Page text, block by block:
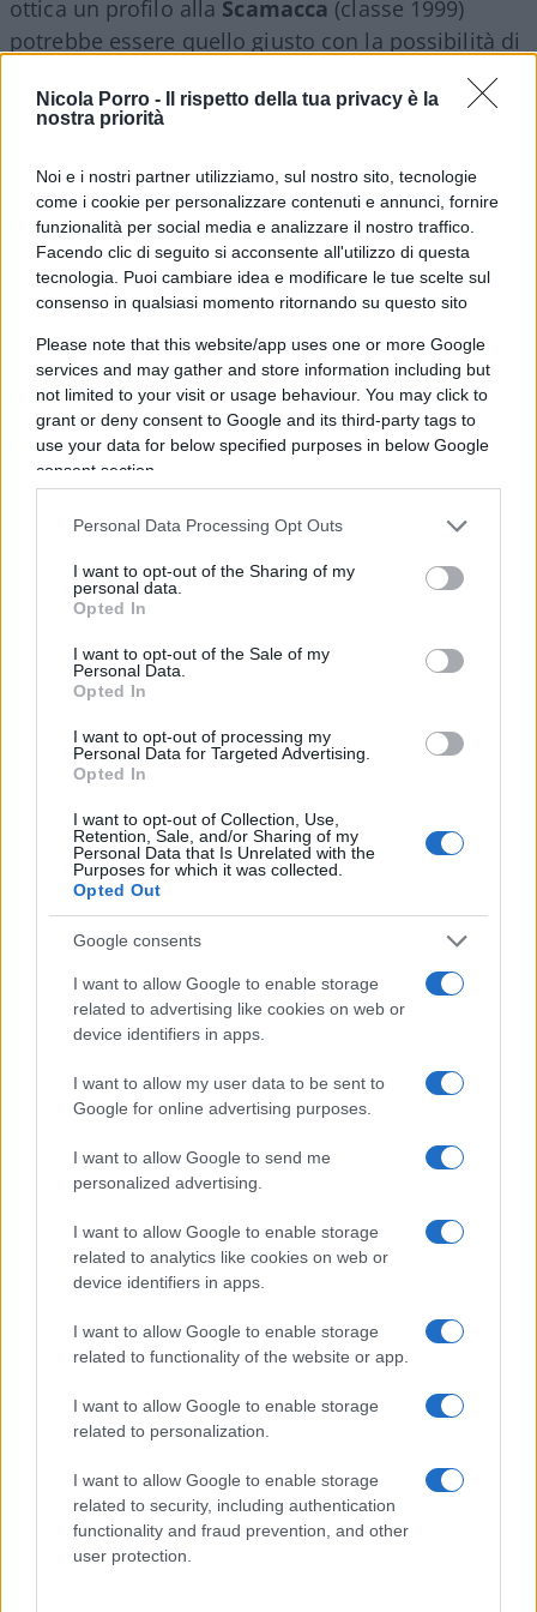
Nicola Porro -
Il rispetto della tua privacy è la
nostra priorità
Noi e i nostri partner utilizziamo, sul nostro sito, tecnologie
come i cookie per personalizzare contenuti e annunci, fornire
funzionalità per social media e analizzare il nostro traffico.
Facendo clic di seguito si acconsente all'utilizzo di questa
tecnologia. Puoi cambiare idea e modificare le tue scelte sul
consenso in qualsiasi momento ritornando su questo sito
Please note that this website/app uses one or more Google
services and may gather and store information including but
not limited to your visit or usage behaviour. You may click to
grant or deny consent to Google and its third-party tags to
use your data for below specified purposes in below Google
consent section.
Personal Data Processing Opt Outs
I want to opt-out of the Sharing of my
personal data.
Opted In
I want to opt-out of the Sale of my
Personal Data.
Opted In
I want to opt-out of processing my
Personal Data for Targeted Advertising.
Opted In
I want to opt-out of Collection, Use,
Retention, Sale, and/or Sharing of my
Personal Data that Is Unrelated with the
Purposes for which it was collected.
Opted Out
Google consents
I want to allow Google to enable storage
related to advertising like cookies on web or
device identifiers in apps.
I want to allow my user data to be sent to
Google for online advertising purposes.
I want to allow Google to send me
personalized advertising.
I want to allow Google to enable storage
related to analytics like cookies on web or
device identifiers in apps.
I want to allow Google to enable storage
related to functionality of the website or app.
I want to allow Google to enable storage
related to personalization.
I want to allow Google to enable storage
related to security, including authentication
functionality and fraud prevention, and other
user protection.
ottica un profilo alla Scamacca (classe 1999)
potrebbe essere quello giusto con la possibilità di
far maturare il ragazzo accanto al più esperto
Giroud; l’ex Sassuolo, accostato più volte ai
rossoneri, è reduce da un anno per nulla brillante
al West Ham (che lo ha prelevato dagli emiliani
nell’estate del 2022 per una cifra di 36 milioni di
euro) erappresenterebbe per certi versi una
scommessa. Le sue potenzialità sono sotto gli
occhi di tutti e la sua voglia di rilanciarsi potrebbe
costituire l’innesco giusto per una grande
stagione; difficile prevedere se possa garantire un
fatturato di 15-20 gol in un club come il Milan,
tuttavia è attaccante di assoluto interesse e
sarebbe bello rivederlo in Italia già dalla prossima
stagione.
Nelle settimane passate si era parlato anche di
pista si è poi raffreddata; il centravanti della
nazionale spagnola, per duttilità e spirito di
sacrificio si integrerebbe bene nello scacchiere
rossonero tuttavia non si può dire che abbia il
sono in ascesa le quotazioni dell’iraniano Taremi
(classe 1992) del Porto ma come sappiamo la
società lusitana è una “bottega cara” ed ancora vi
è una certa distanza tra domanda (non meno di 20
milioni di euro) ed offerta (inferiore ai 15 milioni
di euro); altro calciatore accostato al Milan è
Danjuma (classe 1997) del Villarreal che potrebbe
prestito, qualora gli spagnoli abbassassero le
proprie pretese.
La sensazione è che il Milan, per fare un ulteriore
step in avanti in termini di competitività, avrebbe
bisogno di una tipologia di attaccante di primario
standingche per motivazioni di bilancio e di
sostenibilità finanziaria difficilmente potrà
arrivare. Se da un lato calciatori comeHarry Kane
centravanti allaIcardio allaLukaku
sarebbero
utilissimi alla causa rossonera, conoscendo molto
bene il nostro campionato ed essendo dotati di un
innato vizio del gol; su profili simili, l’ostacolo
principale, più che il costo del cartellino, risiede